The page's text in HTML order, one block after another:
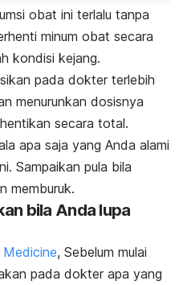
obat ini terlalu tanpa
minum obat secara
kondisi kejang.
pada dokter terlebih
menurunkan dosisnya
secara total.
apa saja yang Anda alami
Sampaikan pula bila
memburuk.
bila Anda lupa
, Sebelum mulai
pada dokter apa yang